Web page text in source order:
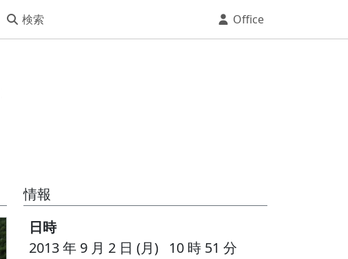
検索 Office
情報
日時
2013 年 9 月 2 日 (月) 10 時 51 分